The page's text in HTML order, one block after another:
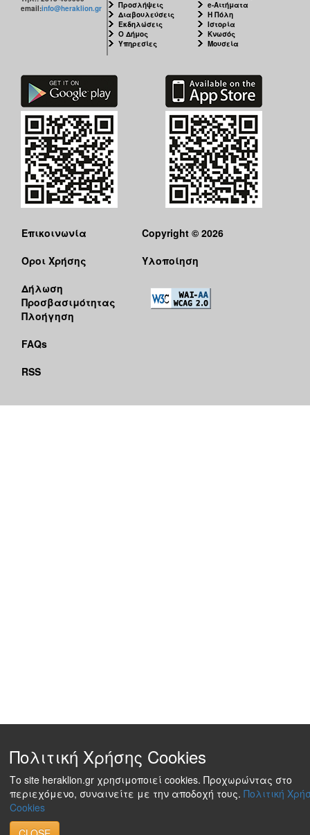
email:info@heraklion.gr
Προσλήψεις
Διαβουλεύσεις
Εκδηλώσεις
Ο Δήμος
Υπηρεσίες
e-Αιτήματα
Η Πόλη
Ιστορία
Κνωσός
Μουσεία
Επικοινωνία
Όροι Χρήσης
Δήλωση
Προσβασιμότητας
Πλοήγηση
FAQs
RSS
Copyright © 2026
Υλοποίηση
Πολιτική Χρήσης Cookies
Το site heraklion.gr χρησιμοποιεί cookies. Προχωρώντας στο
περιεχόμενο, συναινείτε με την αποδοχή τους. Πολιτική
Cookies